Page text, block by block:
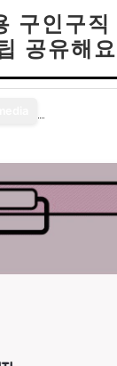
구인구직
공유해